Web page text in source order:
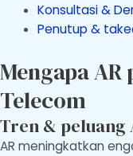
Konsultasi &
Penutup &
Mengapa
Telecom
Tren & peluang
AR meningkatkan